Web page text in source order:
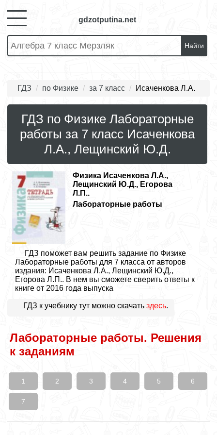
gdzotputina.net
Найти
ГДЗ по Физике за 7 класс Исаченкова Л.А.
ГДЗ по Физике Лабораторные
работы за 7 класс Исаченкова
Л.А., Лещинский Ю.Д.
Физика Исаченкова Л.А.,
Лещинский Ю.Д., Егорова
Л.П..
Лабораторные работы
ГДЗ поможет вам решить задание по Физике
Лабораторные работы для 7 класса от авторов
издания: Исаченкова Л.А., Лещинский Ю.Д.,
Егорова Л.П.. В нем вы сможете сверить ответы к
книге от 2016 года выпуска
ГДЗ к учебнику тут можно скачать здесь.
Лабораторные работы. Решения
к заданиям
1 2 3 4 5 6
7